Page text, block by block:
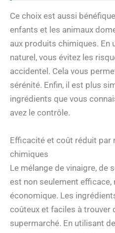
Ce choix est aussi
enfants et les animaux
aux produits chimiques. En
naturel, vous évitez les
accidentel. Cela vous
sérénité. Enfin, il est plus
ingrédients que vous
avez le contrôle.
Efficacité et coût réduit par
chimiques
Le mélange de vinaigre, de
est non seulement efficace,
économique. Les
coûteux et faciles à trouver
supermarché. En utilisant